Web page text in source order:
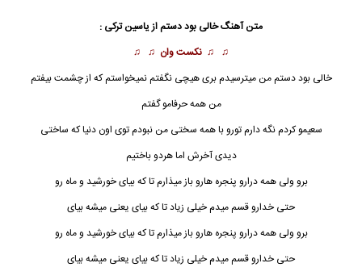
متن آهنگخالی بود دستمازیاسین ترکی :
♫ ♫ نکست وان ♫ ♫
خالی بود دستممن میترسیدم بری هیچی نگفتم نمیخواستم که از چشمت بیفتم
من همه حرفامو گفتم
سعیمو کردم نگه دارم تورو با همه سختی من نبودم توی اون دنیا که ساختی
دیدی آخرش اما هردو باختیم
برو ولی همه درارو پنجره هارو باز میذارم تا که بیای خورشید و ماه رو
حتی خدارو قسم میدم خیلی زیاد تا که بیای یعنی میشه بیای
برو ولی همه درارو پنجره هارو باز میذارم تا که بیای خورشید و ماه رو
حتی خدارو قسم میدم خیلی زیاد تا که بیای یعنی میشه بیای